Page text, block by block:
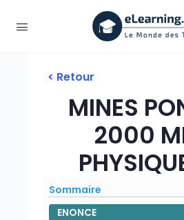
< Retour
MINES
2000
Sommaire
ENONCE